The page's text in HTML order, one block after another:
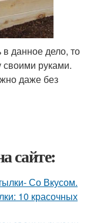
в данное дело, то
своими руками.
даже без
сайте:
Со Вкусом.
10 красочных